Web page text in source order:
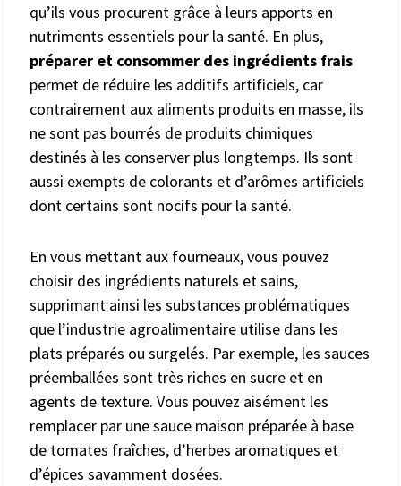
qu’ils vous procurent grâce à leurs apports en
nutriments essentiels pour la santé. En plus,
préparer et consommer des ingrédients frais
permet de réduire les additifs artificiels, car
contrairement aux aliments produits en masse, ils
ne sont pas bourrés de produits chimiques
destinés à les conserver plus longtemps. Ils sont
aussi exempts de colorants et d’arômes artificiels
dont certains sont nocifs pour la santé.
En vous mettant aux fourneaux, vous pouvez
choisir des ingrédients naturels et sains,
supprimant ainsi les substances problématiques
que l’industrie agroalimentaire utilise dans les
plats préparés ou surgelés. Par exemple, les sauces
préemballées sont très riches en sucre et en
agents de texture. Vous pouvez aisément les
remplacer par une sauce maison préparée à base
de tomates fraîches, d’herbes aromatiques et
d’épices savamment dosées.